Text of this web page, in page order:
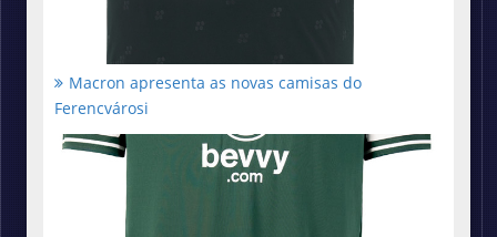
Macron apresenta as novas camisas do
Ferencvárosi